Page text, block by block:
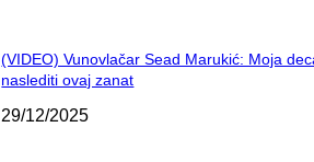
(VIDEO) Vunovlačar Sead Marukić: Moja
naslediti ovaj zanat
29/12/2025